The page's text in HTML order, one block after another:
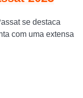
se destaca
com uma extensa